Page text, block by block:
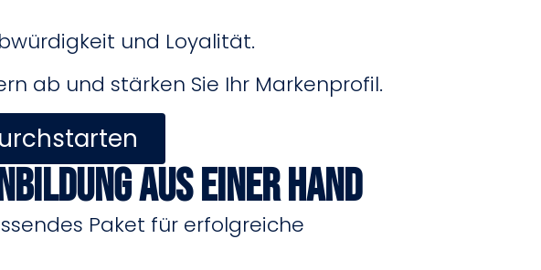
und Loyalität.
ab und stärken Sie Ihr Markenprofil.
aus einer Hand
Paket für erfolgreiche